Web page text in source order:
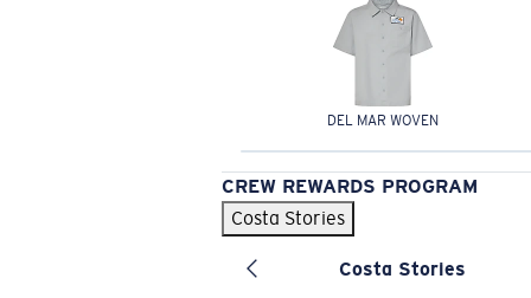
DEL MAR WOVEN
CREW REWARDS PROGRAM
Costa Stories
Costa Stories